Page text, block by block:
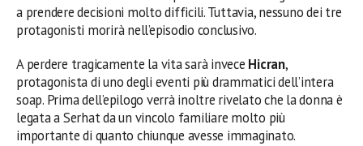
a prendere decisioni molto difficili. Tuttavia, nessuno dei tre
protagonisti morirà nell’episodio conclusivo.
A perdere tragicamente la vita sarà invece Hicran,
protagonista di uno degli eventi più drammatici dell’intera
soap. Prima dell’epilogo verrà inoltre rivelato che la donna è
legata a Serhat da un vincolo familiare molto più
importante di quanto chiunque avesse immaginato.